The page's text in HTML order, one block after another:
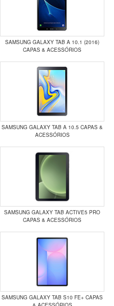
SAMSUNG GALAXY TAB A 10.1 (2016)
CAPAS & ACESSÓRIOS
SAMSUNG GALAXY TAB A 10.5 CAPAS &
ACESSÓRIOS
SAMSUNG GALAXY TAB ACTIVE5 PRO
CAPAS & ACESSÓRIOS
SAMSUNG GALAXY TAB S10 FE+ CAPAS